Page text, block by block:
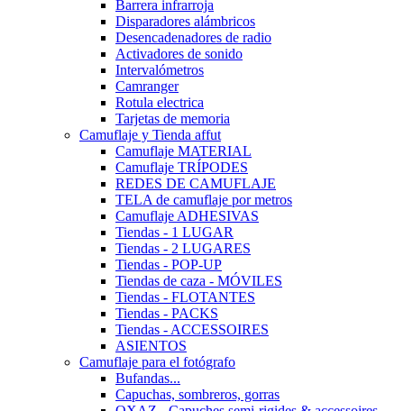
Barrera infrarroja
Disparadores alámbricos
Desencadenadores de radio
Activadores de sonido
Intervalómetros
Camranger
Rotula electrica
Tarjetas de memoria
Camuflaje y Tienda affut
Camuflaje MATERIAL
Camuflaje TRÍPODES
REDES DE CAMUFLAJE
TELA de camuflaje por metros
Camuflaje ADHESIVAS
Tiendas - 1 LUGAR
Tiendas - 2 LUGARES
Tiendas - POP-UP
Tiendas de caza - MÓVILES
Tiendas - FLOTANTES
Tiendas - PACKS
Tiendas - ACCESSOIRES
ASIENTOS
Camuflaje para el fotógrafo
Bufandas...
Capuchas, sombreros, gorras